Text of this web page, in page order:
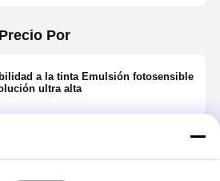
Por
a la tinta Emulsión fotosensible
ultra alta
Continuar